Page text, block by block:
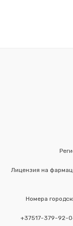
Лицензия на
Номера
+37517-379-92-